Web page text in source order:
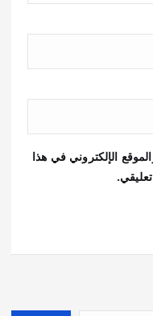
الإلكتروني في هذا